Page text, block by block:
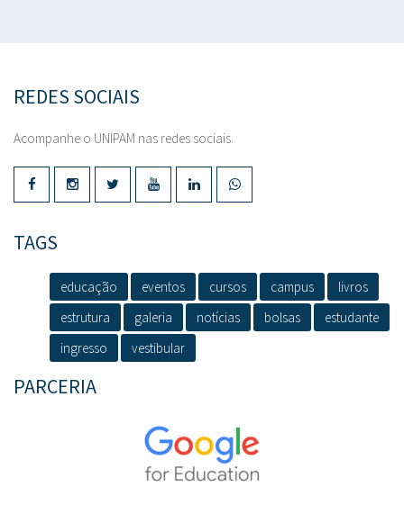
REDES SOCIAIS
Acompanhe o UNIPAM nas redes sociais.
TAGS
educação eventos cursos campus
livros
estrutura
galeria notícias bolsas
estudante
ingresso
vestibular
PARCERIA